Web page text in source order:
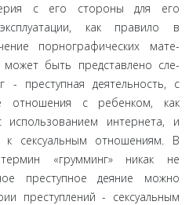
с его стороны для его
как правило в
порнографических мате­
быть представлено сле­
преступная деятельность, с
отношения с ребенком, как
использованием интернета, и
к сексуальным отношениям. В
«грумминг» никак не
преступное деяние можно
преступлений - сексуаль­ным